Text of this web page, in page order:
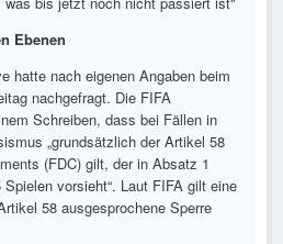
Ebenen
hatte nach eigenen Angaben beim
nachgefragt. Die FIFA
Schreiben, dass bei Fällen in
„grundsätzlich der Artikel 58
(FDC) gilt, der in Absatz 1
vorsieht“. Laut FIFA gilt eine
58 ausgesprochene Sperre